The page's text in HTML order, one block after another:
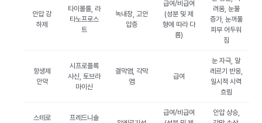
안압 강
하제
타이몰롤, 라
타노프로스
트
녹내장, 고안
압증
급여/비급여
(성분 및 제
형에 따라 다
름)
려움, 눈물
증가, 눈꺼풀
피부 어두워
짐
항생제
안약
시프로플록
사신, 토브라
마이신
결막염, 각막
염
급여
눈 자극, 알
레르기 반응,
일시적 시력
흐림
스테로 프레드니솔
급여/비급여
안압 상승,